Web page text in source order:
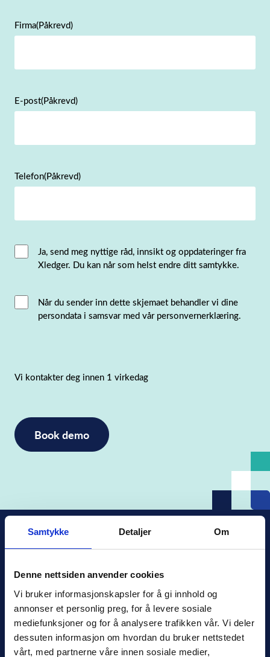
Samtykke Detaljer Om
Denne nettsiden anvender cookies
Vi bruker informasjonskapsler for å gi innhold og
annonser et personlig preg, for å levere sosiale
mediefunksjoner og for å analysere trafikken vår. Vi deler
dessuten informasjon om hvordan du bruker nettstedet
vårt, med partnerne våre innen sosiale medier,
Firma(Påkrevd)
E-post(Påkrevd)
Telefon(Påkrevd)
Email
Consent
Ja, send meg nyttige råd, innsikt og oppdateringer fra
Xledger. Du kan når som helst endre ditt samtykke.
Interacted
Når du sender inn dette skjemaet behandler vi dine
persondata i samsvar med vår personvernerklæring.
Vi kontakter deg innen 1 virkedag
Xledger Norge
Østensjøveien 32,0667,Oslo
Norge
salg@xledger.no
40002211